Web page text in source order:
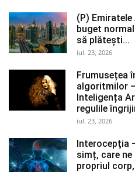
(P)
buget
să plătești...
iul. 23, 2026
Frumusețea
algoritmilor
Inteligența
regulile
iul. 23, 2026
Interocepţia
simț, care
propriul